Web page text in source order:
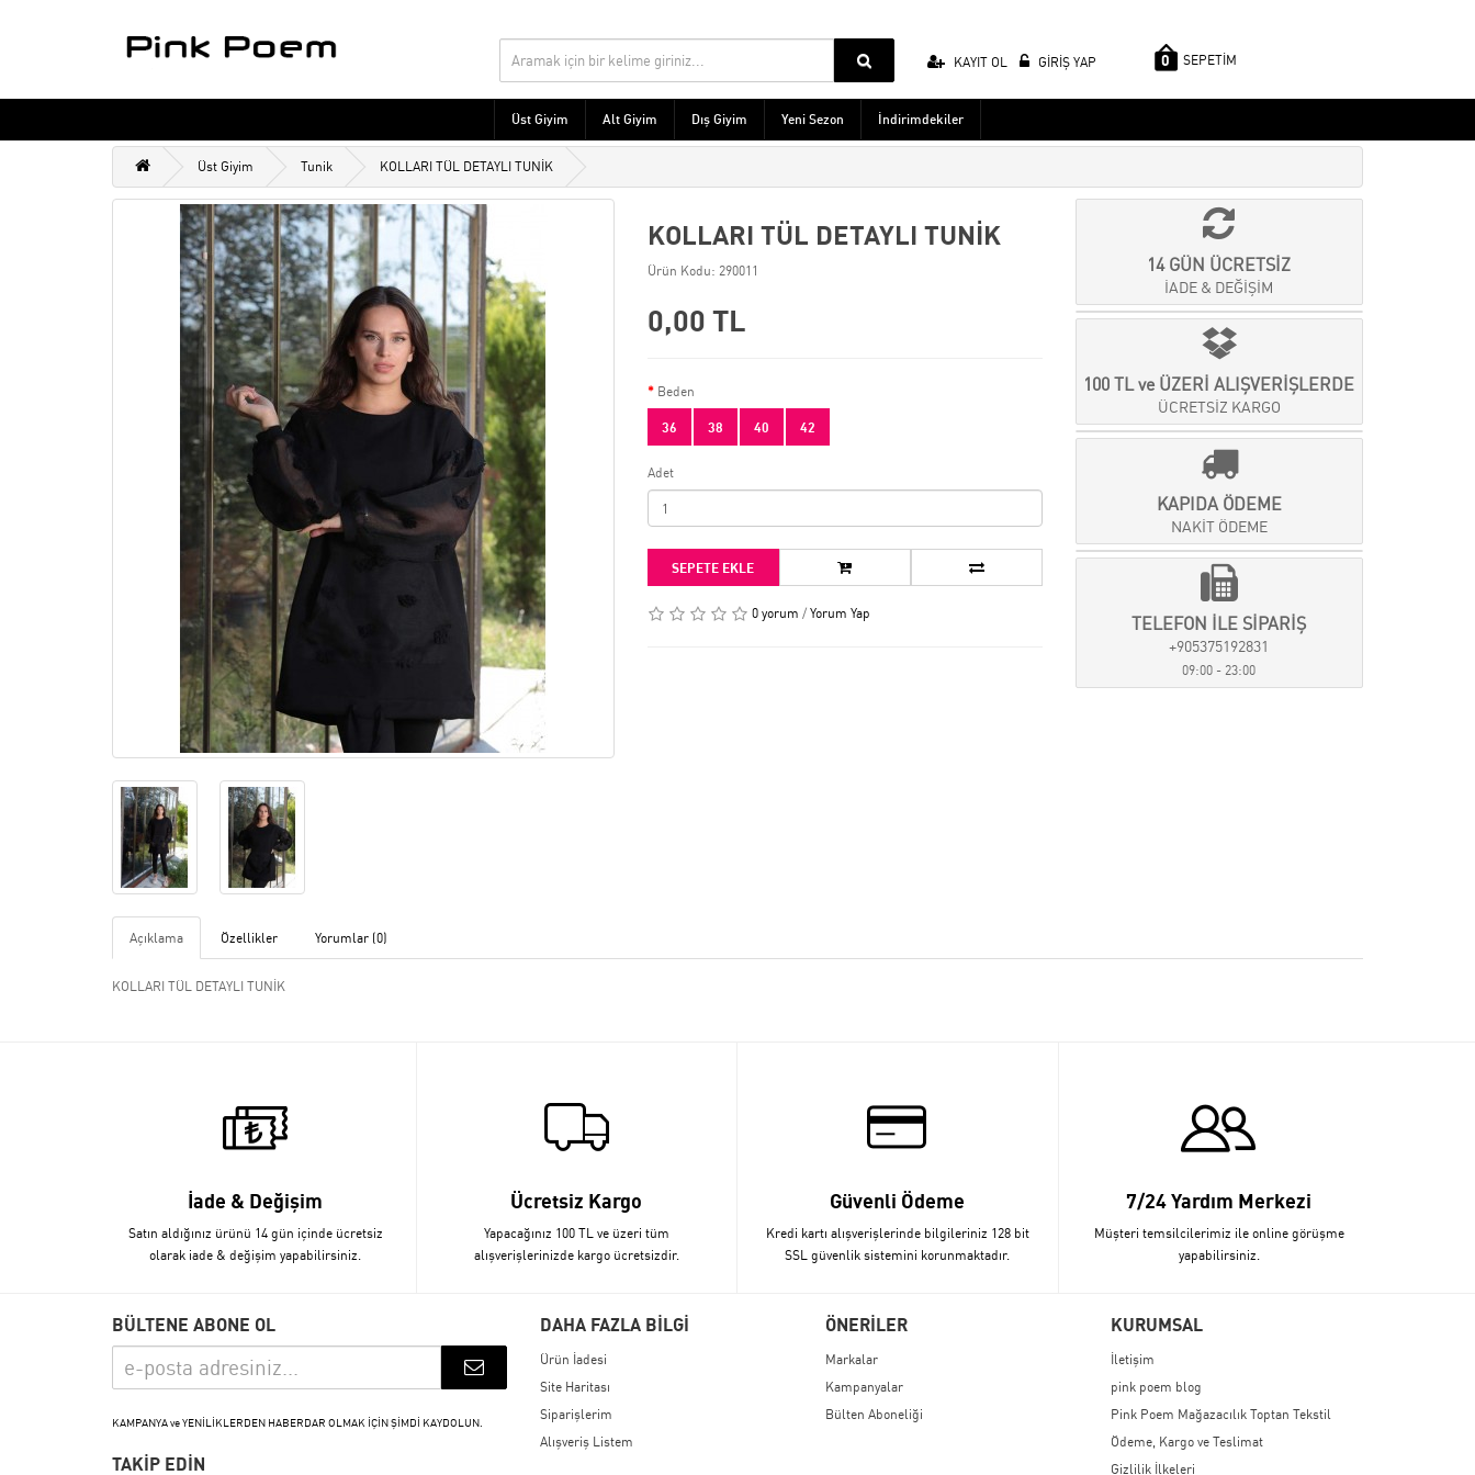
KAYIT OL GİRİŞ YAP 0 SEPETİM
Üst Giyim Alt Giyim Dış Giyim Yeni Sezon İndirimdekiler
Üst Giyim Tunik KOLLARI TÜL DETAYLI TUNİK
KOLLARI TÜL DETAYLI TUNİK
Ürün Kodu: 290011
0,00 TL
Beden
36 38 40 42
Adet
SEPETE EKLE
0 yorum / Yorum Yap
14 GÜN ÜCRETSİZ
İADE & DEĞİŞİM
100 TL ve ÜZERİ ALIŞVERİŞLERDE
ÜCRETSİZ KARGO
KAPIDA ÖDEME
NAKİT ÖDEME
TELEFON İLE SİPARİŞ
+905375192831
09:00 - 23:00
Açıklama Özellikler Yorumlar (0)
KOLLARI TÜL DETAYLI TUNİK
İade & Değişim
Satın aldığınız ürünü 14 gün içinde ücretsiz
olarak iade & değişim yapabilirsiniz.
Ücretsiz Kargo
Yapacağınız 100 TL ve üzeri tüm
alışverişlerinizde kargo ücretsizdir.
Güvenli Ödeme
Kredi kartı alışverişlerinde bilgileriniz 128 bit
SSL güvenlik sistemini korunmaktadır.
7/24 Yardım Merkezi
Müşteri temsilcilerimiz ile online görüşme
yapabilirsiniz.
BÜLTENE ABONE OL
KAMPANYA ve YENİLİKLERDEN HABERDAR OLMAK İÇİN ŞİMDİ KAYDOLUN.
TAKİP EDİN
DAHA FAZLA BİLGİ
Ürün İadesi
Site Haritası
Siparişlerim
Alışveriş Listem
ÖNERİLER
Markalar
Kampanyalar
Bülten Aboneliği
KURUMSAL
İletişim
pink poem blog
Pink Poem Mağazacılık Toptan Tekstil
Ödeme, Kargo ve Teslimat
Gizlilik İlkeleri